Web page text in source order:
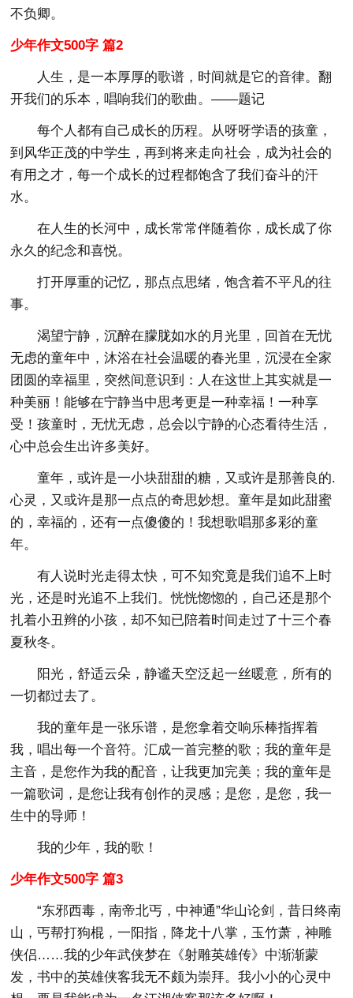
不负卿。
少年作文500字 篇2
人生，是一本厚厚的歌谱，时间就是它的音律。翻
开我们的乐本，唱响我们的歌曲。——题记
每个人都有自己成长的历程。从呀呀学语的孩童，
到风华正茂的中学生，再到将来走向社会，成为社会的
有用之才，每一个成长的过程都饱含了我们奋斗的汗
水。
在人生的长河中，成长常常伴随着你，成长成了你
永久的纪念和喜悦。
打开厚重的记忆，那点点思绪，饱含着不平凡的往
事。
渴望宁静，沉醉在朦胧如水的月光里，回首在无忧
无虑的童年中，沐浴在社会温暖的春光里，沉浸在全家
团圆的幸福里，突然间意识到：人在这世上其实就是一
种美丽！能够在宁静当中思考更是一种幸福！一种享
受！孩童时，无忧无虑，总会以宁静的心态看待生活，
心中总会生出许多美好。
童年，或许是一小块甜甜的糖，又或许是那善良的.
心灵，又或许是那一点点的奇思妙想。童年是如此甜蜜
的，幸福的，还有一点傻傻的！我想歌唱那多彩的童
年。
有人说时光走得太快，可不知究竟是我们追不上时
光，还是时光追不上我们。恍恍惚惚的，自己还是那个
扎着小丑辫的小孩，却不知已陪着时间走过了十三个春
夏秋冬。
阳光，舒适云朵，静谧天空泛起一丝暖意，所有的
一切都过去了。
我的童年是一张乐谱，是您拿着交响乐棒指挥着
我，唱出每一个音符。汇成一首完整的歌；我的童年是
主音，是您作为我的配音，让我更加完美；我的童年是
一篇歌词，是您让我有创作的灵感；是您，是您，我一
生中的导师！
我的少年，我的歌！
少年作文500字 篇3
“东邪西毒，南帝北丐，中神通”华山论剑，昔日终南
山，丐帮打狗棍，一阳指，降龙十八掌，玉竹萧，神雕
侠侣……我的少年武侠梦在《射雕英雄传》中渐渐蒙
发，书中的英雄侠客我无不颇为崇拜。我小小的心灵中